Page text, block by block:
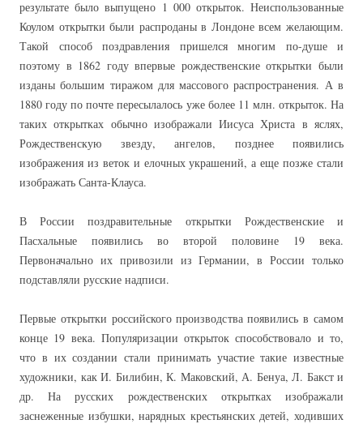
результате было выпущено 1 000 открыток. Неиспользованные
Коулом открытки были распроданы в Лондоне всем желающим.
Такой способ поздравления пришелся многим по-душе и
поэтому в 1862 году впервые рождественские открытки были
изданы большим тиражом для массового распространения. А в
1880 году по почте пересылалось уже более 11 млн. открыток. На
таких открытках обычно изображали Иисуса Христа в яслях,
Рождественскую звезду, ангелов, позднее появились
изображения из веток и елочных украшений, а еще позже стали
изображать Санта-Клауса.
В России поздравительные открытки Рождественские и
Пасхальные появились во второй половине 19 века.
Первоначально их привозили из Германии, в России только
подставляли русские надписи.
Первые открытки российского производства появились в самом
конце 19 века. Популяризации открыток способствовало и то,
что в их создании стали принимать участие такие известные
художники, как И. Билибин, К. Маковский, А. Бенуа, Л. Бакст и
др. На русских рождественских открытках изображали
заснеженные избушки, нарядных крестьянских детей, ходивших